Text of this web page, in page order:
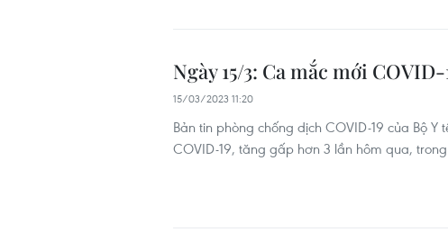
Ngày 15/3: Ca mắc mới
15/03/2023 11:20
Bản tin phòng chống dịch COVID-19 của Bộ
COVID-19, tăng gấp hơn 3 lần hôm qua,